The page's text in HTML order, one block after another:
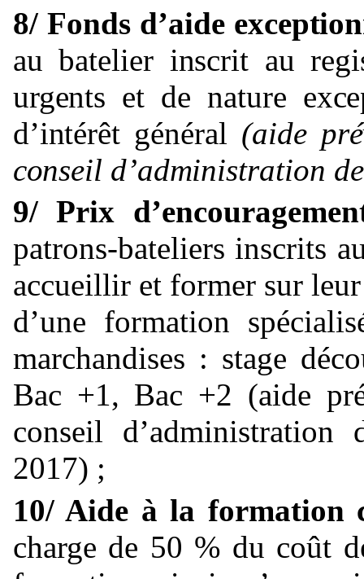
8/ Fonds d’aide
au batelier inscrit au
urgents et de nature
d’intérêt général (aide
conseil d’administration
9/ Prix
patrons-bateliers inscrits
accueillir et former sur
d’une formation
marchandises : stage
Bac +1, Bac +2 (aide
conseil
2017) ;
10/ Aide à la formation
charge de 50 % du coût